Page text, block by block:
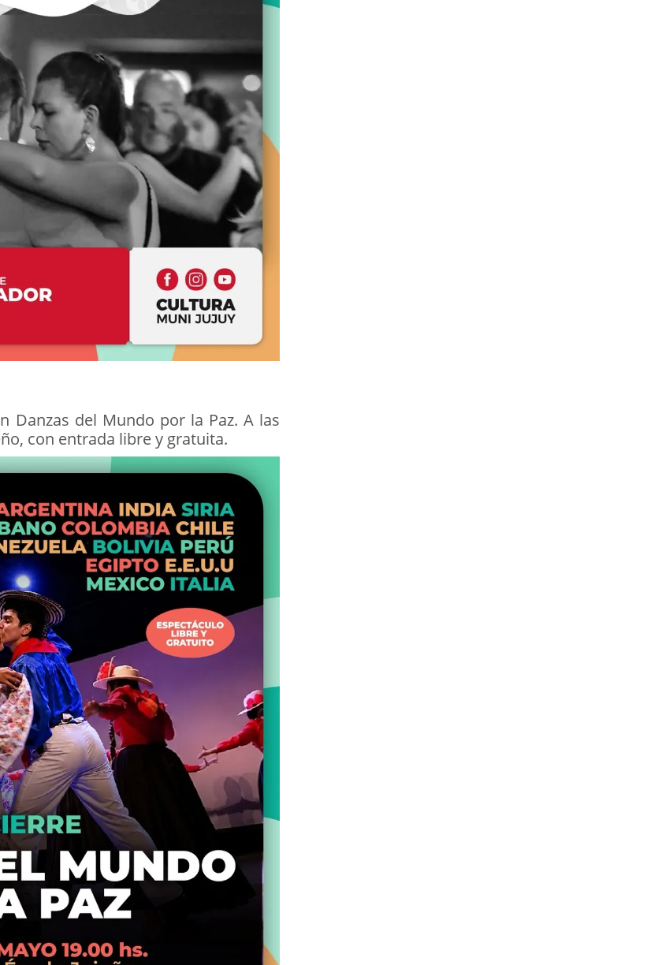
Danzas del Mundo por la Paz. A las
con entrada libre y gratuita.